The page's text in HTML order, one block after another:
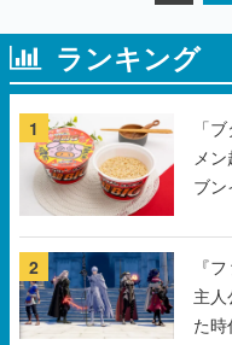
ランキング
1
「
メ
ブ
2
『
主
た